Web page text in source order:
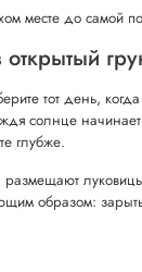
месте до самой
тот день,
солнце начинает
глубже.
луковицы
образом: